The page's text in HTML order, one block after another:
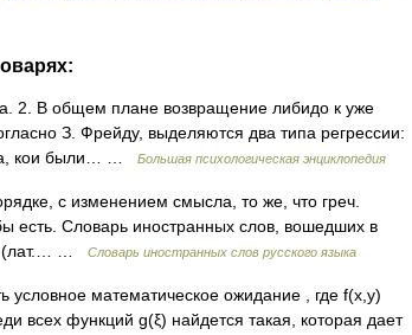
2. В общем плане возвращение либидо к уже
З. Фрейду, выделяются два типа регрессии:
кои были… …
Большая психологическая энциклопедия
с изменением смысла, то же, что греч.
есть. Словарь иностранных слов, вошедших в
(лат.… …
Словарь иностранных слов русского языка
условное математическое ожидание , где f(x,y)
всех функций g(ξ) найдется такая, которая дает